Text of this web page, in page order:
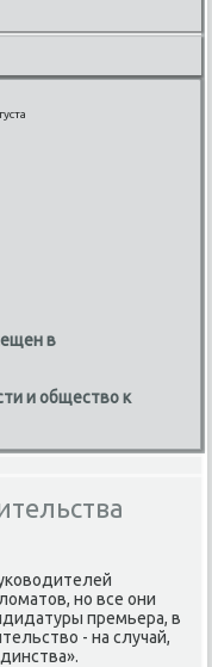
в
и общество к
но все они
премьера, в
- на случай,